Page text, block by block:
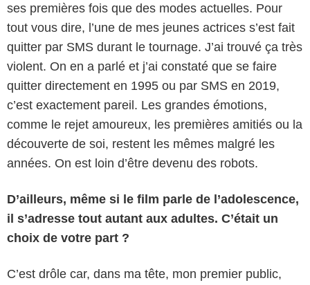
ses premières fois que des modes actuelles. Pour
tout vous dire, l’une de mes jeunes actrices s’est fait
quitter par SMS durant le tournage. J’ai trouvé ça très
violent. On en a parlé et j’ai constaté que se faire
quitter directement en 1995 ou par SMS en 2019,
c’est exactement pareil. Les grandes émotions,
comme le rejet amoureux, les premières amitiés ou la
découverte de soi, restent les mêmes malgré les
années. On est loin d’être devenu des robots.
D’ailleurs, même si le film parle de l’adolescence,
il s’adresse tout autant aux adultes. C’était un
choix de votre part ?
C’est drôle car, dans ma tête, mon premier public,